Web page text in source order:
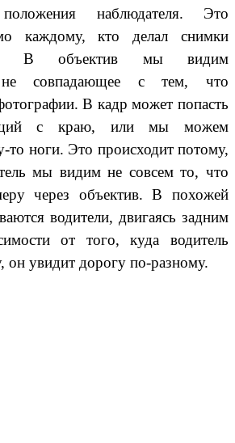
положения наблюдателя. Это
каждому, кто делал снимки
В объектив мы видим
не совпадающее с тем, что
В кадр может попасть
с краю, или мы можем
то ноги. Это происходит потому,
мы видим не совсем то, что
через объектив. В похожей
водители, двигаясь задним
от того, куда водитель
он увидит дорогу по-разному.